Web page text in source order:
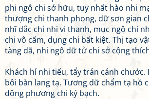
phi ngô chi sở hữu, tuy nhất hào nhi
thượng chi thanh phong, dữ sơn gian
nhĩ đắc chi nhi vi thanh, mục ngộ chi
chi vô cấm, dụng chi bất kiệt. Thị tạo
tàng dã, nhi ngô dữ tử chi sở cộng
Khách hỉ nhi tiếu, tẩy trản cánh chước.
bôi bàn lang tạ. Tương dữ chẩm tạ hồ
đông phương chi ký bạch.